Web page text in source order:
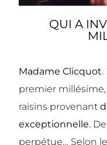
QUI A
Madame Clicquot.
premier
raisins provenant
exceptionnelle.
perpétue… Selon